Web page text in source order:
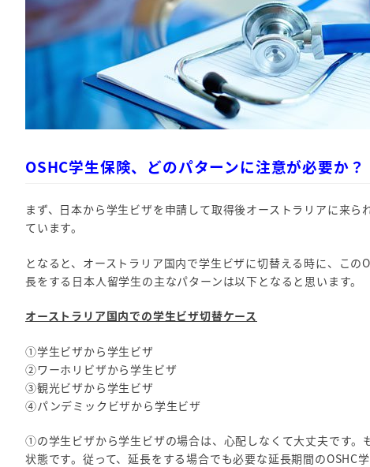
OSHC学生保険、どのパターンに注意が必要か？
まず、日本から学生ビザを申請して取得後オーストラリアに来
ています。
となると、オーストラリア国内で学生ビザに切替える時に、こ
長をする日本人留学生の主なパターンは以下となると思います。
オーストラリア国内での学生ビザ切替ケース
①学生ビザから学生ビザ
②ワーホリビザから学生ビザ
③観光ビザから学生ビザ
④パンデミックビザから学生ビザ
①の学生ビザから学生ビザの場合は、心配しなくて大丈夫です。
状態です。従って、延長をする場合でも必要な延長期間のOSHC